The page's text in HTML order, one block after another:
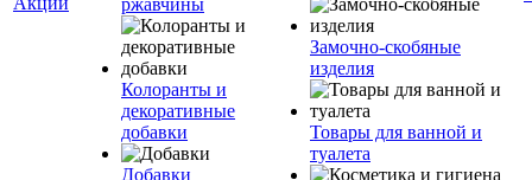
ржавчины
Колоранты и
декоративные
добавки
Добавки
Замочно-скобяные
изделия
Товары для ванной и
туалета